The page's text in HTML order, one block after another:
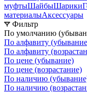
муфтыШайбыШарики
материалыАксессуары
Фильтр
По умолчанию
По алфавиту
По алфавиту
По цене (убывание)
По цене (возрастание)
По наличию
По наличию